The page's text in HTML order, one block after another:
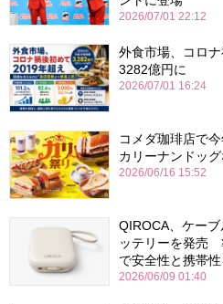
2026/07/01 22:12
外食市場、コロ
3282億円に
2026/07/01 16:24
コメダ珈琲店で
カリーナンドッ
2026/06/16 15:52
QIROCA、ケー
ッテリーを発売
で安全性と携帯
2026/06/09 01:40